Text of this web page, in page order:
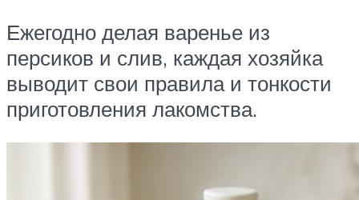
Ежегодно делая варенье из
персиков и слив, каждая хозяйка
выводит свои правила и тонкости
приготовления лакомства.